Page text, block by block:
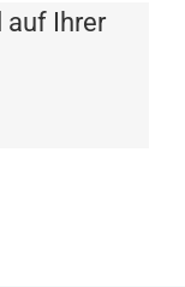
auf Ihrer